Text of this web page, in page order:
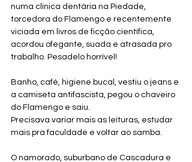
numa clínica dentária na Piedade,
torcedora do Flamengo e recentemente
viciada em livros de ficção científica,
acordou ofegante, suada e atrasada pro
trabalho. Pesadelo horrível!
Banho, café, higiene bucal, vestiu o jeans e
a camiseta antifascista, pegou o chaveiro
do Flamengo e saiu.
Precisava variar mais as leituras, estudar
mais pra faculdade e voltar ao samba.
O namorado, suburbano de Cascadura e